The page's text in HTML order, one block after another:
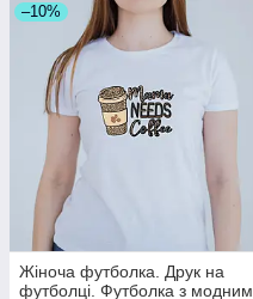
–10%
Жіноча футболка. Друк на
футболці. Футболка з модним